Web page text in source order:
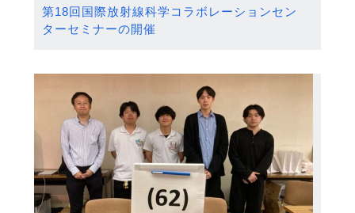
第18回国際放射線科学コラボレーションセン
ターセミナーの開催